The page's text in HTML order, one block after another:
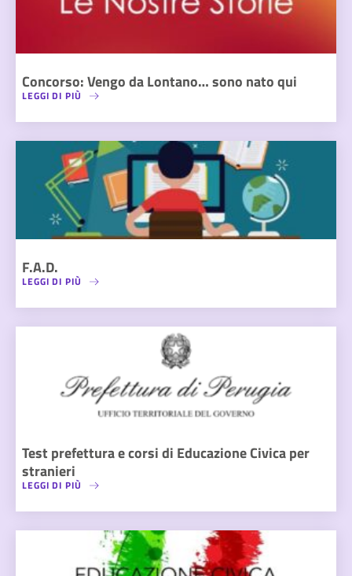
Concorso: Vengo da Lontano… sono nato qui
LEGGI DI PIÙ
F.A.D.
LEGGI DI PIÙ
Test prefettura e corsi di Educazione Civica per
stranieri
LEGGI DI PIÙ